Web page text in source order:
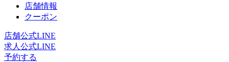
店舗情報
クーポン
店舗公式LINE
求人公式LINE
予約する